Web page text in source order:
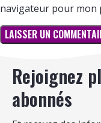
navigateur pour mon
Rejoignez
abonnés